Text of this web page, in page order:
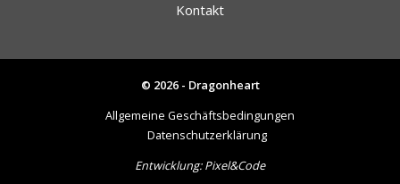
Kontakt
© 2026 - Dragonheart
Allgemeine Geschäftsbedingungen
Datenschutzerklärung
Entwicklung:Pixel&Code